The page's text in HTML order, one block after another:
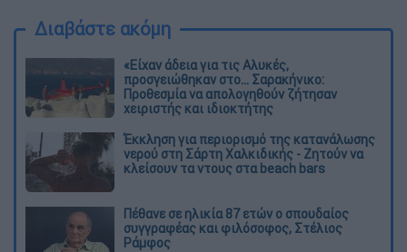
Διαβάστε ακόμη
«Είχαν άδεια για τις Αλυκές,
προσγειώθηκαν στο... Σαρακήνικο:
Προθεσμία να απολογηθούν ζήτησαν
χειριστής και ιδιοκτήτης
Έκκληση για περιορισμό της κατανάλωσης
νερού στη Σάρτη Χαλκιδικής - Ζητούν να
κλείσουν τα ντους στα beach bars
Πέθανε σε ηλικία 87 ετών ο σπουδαίος
συγγραφέας και φιλόσοφος, Στέλιος
Ράμφος